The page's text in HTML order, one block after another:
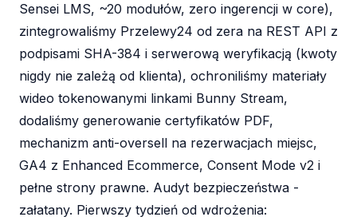
Sensei LMS, ~20 modułów, zero ingerencji w core),
zintegrowaliśmy Przelewy24 od zera na REST API z
podpisami SHA-384 i serwerową weryfikacją (kwoty
nigdy nie zależą od klienta), ochroniliśmy materiały
wideo tokenowanymi linkami Bunny Stream,
dodaliśmy generowanie certyfikatów PDF,
mechanizm anti-oversell na rezerwacjach miejsc,
GA4 z Enhanced Ecommerce, Consent Mode v2 i
pełne strony prawne. Audyt bezpieczeństwa -
załatany. Pierwszy tydzień od wdrożenia: